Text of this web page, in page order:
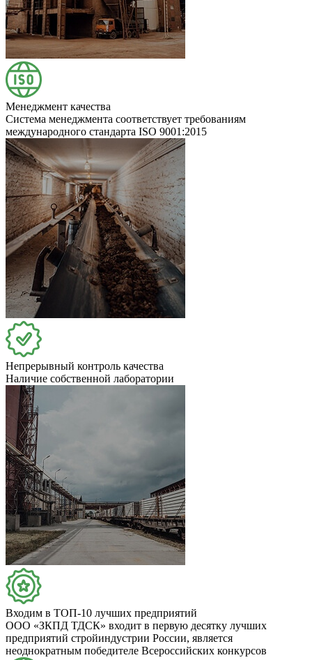
Менеджмент качества
Система менеджмента соответствует требованиям
международного стандарта ISO 9001:2015
Непрерывный контроль качества
Наличие собственной лаборатории
Входим в ТОП-10 лучших предприятий
ООО «ЗКПД ТДСК» входит в первую десятку лучших
предприятий стройиндустрии России, является
неоднократным победителе Всероссийских конкурсов